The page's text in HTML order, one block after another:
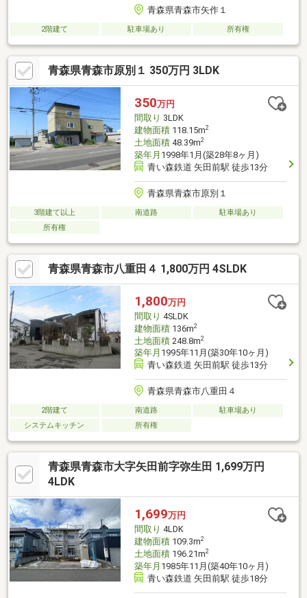
青森県青森市矢作１
2階建て 駐車場あり 所有権
青森県青森市原別１ 350万円 3LDK
350万円
間取り 3LDK
建物面積118.15m2
土地面積48.39m2
築年月 1998年1月(築28年8ヶ月)
青い森鉄道 矢田前駅 徒歩13分
青森県青森市原別１
3階建て以上 南道路
駐車場あり
所有権
青森県青森市八重田４ 1,800万円 4SLDK
1,800万円
間取り 4SLDK
建物面積136m2
土地面積248.8m2
築年月 1995年11月(築30年10ヶ月)
青い森鉄道 矢田前駅 徒歩13分
青森県青森市八重田４
2階建て 南道路
駐車場あり
システムキッチン
所有権
青森県青森市大字矢田前字弥生田 1,699万円
4LDK
1,699万円
間取り 4LDK
建物面積109.3m2
土地面積196.21m2
築年月 1985年11月(築40年10ヶ月)
青い森鉄道 矢田前駅 徒歩18分